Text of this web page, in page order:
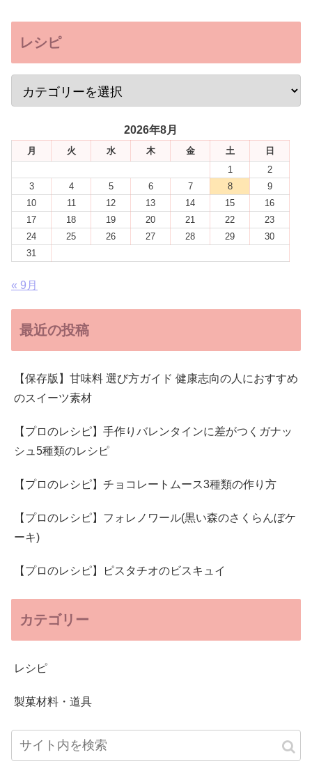
レシピ
2026年8月
月 火 水 木 金 土
日
1
2
3
4 5 6 7 8
9
10
11 12 13 14 15
16
17
18 19 20 21 22
23
24
25 26 27 28 29
30
31
« 9月
最近の投稿
【保存版】甘味料 選び方ガイド 健康志向の人におすすめ
のスイーツ素材
【プロのレシピ】手作りバレンタインに差がつくガナッ
シュ5種類のレシピ
【プロのレシピ】チョコレートムース3種類の作り方
【プロのレシピ】フォレノワール(黒い森のさくらんぼケ
ーキ)
【プロのレシピ】ピスタチオのビスキュイ
カテゴリー
レシピ
製菓材料・道具